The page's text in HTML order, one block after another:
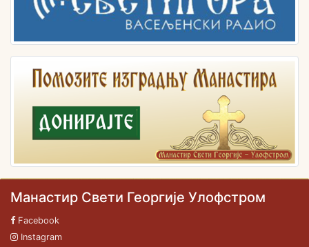
Манастир Свети Георгије Улофстром
Facebook
Instagram